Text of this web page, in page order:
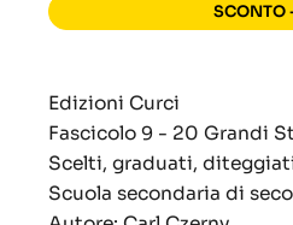
SCONTO
Edizioni Curci
Fascicolo 9 - 20 Grandi
Scelti, graduati,
Scuola secondaria di